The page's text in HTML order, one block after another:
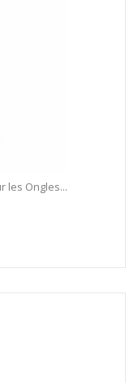
les Ongles...